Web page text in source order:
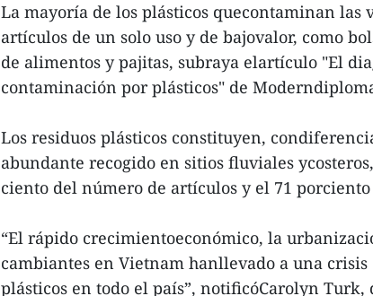
La mayoría de los plásticos quecontaminan las
artículos de un solo uso y de bajovalor, como
de alimentos y pajitas, subraya elartículo "El
contaminación por plásticos" de
Los residuos plásticos constituyen,
abundante recogido en sitios fluviales
ciento del número de artículos y el 71 porciento
“El rápido crecimientoeconómico, la
cambiantes en Vietnam hanllevado a una
plásticos en todo el país”, notificóCarolyn